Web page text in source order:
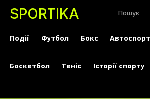
SPORTIKA Пошук
Події Футбол Бокс Автоспорт
Баскетбол Теніс Історії спорту